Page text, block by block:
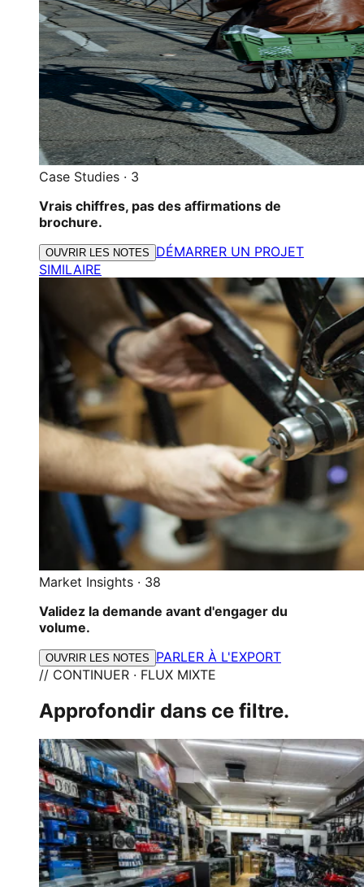
Case Studies · 3
Vrais chiffres, pas des affirmations de
brochure.
OUVRIR LES NOTES
DÉMARRER UN PROJET
SIMILAIRE
Market Insights · 38
Validez la demande avant d'engager du
volume.
OUVRIR LES NOTES
PARLER À L'EXPORT
// CONTINUER · FLUX MIXTE
Approfondir dans ce filtre.